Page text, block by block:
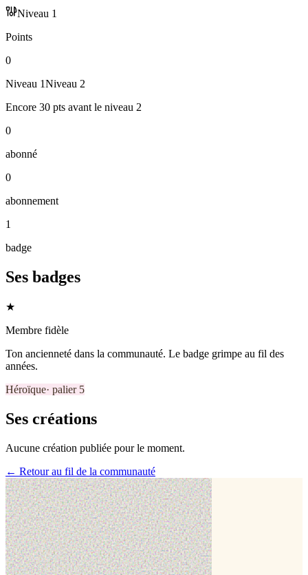
Niveau 1
Points
0
Niveau 1Niveau 2
Encore 30 pts avant le niveau 2
0
abonné
0
abonnement
1
badge
Ses badges
★
Membre fidèle
Ton ancienneté dans la communauté. Le badge grimpe au fil des
années.
Héroïque· palier 5
Ses créations
Aucune création publiée pour le moment.
← Retour au fil de la communauté